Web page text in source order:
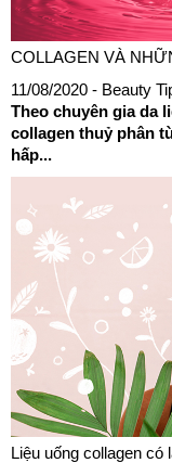
COLLAGEN VÀ
11/08/2020 - Beauty
Theo chuyên gia da
collagen thuỷ phân
hấp...
Liệu uống collagen có